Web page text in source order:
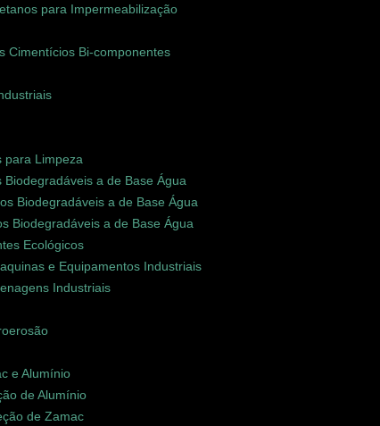
para Impermeabilização
Cimentícios Bi-componentes
para Limpeza
Biodegradáveis a de Base Água
Biodegradáveis a de Base Água
Biodegradáveis a de Base Água
Ecológicos
e Equipamentos Industriais
Industriais
e Alumínio
de Alumínio
de Zamac